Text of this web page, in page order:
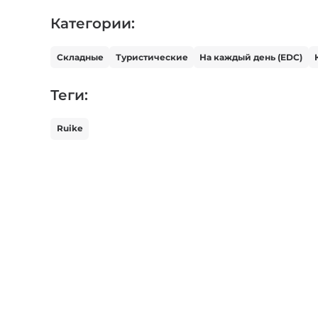
Категории:
Складные Туристические На каждый день (EDC)
Теги:
Ruike